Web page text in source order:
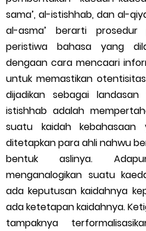
sama’, al-istishhab, dan al-
al-asma’ berarti
peristiwa bahasa yang
dengaan cara mencaari
untuk memastikan
dijadikan sebagai
istishhab adalah
suatu kaidah kebahasaan
ditetapkan para ahli nahwu
bentuk aslinya.
menganalogikan suatu
ada keputusan kaidahnya
ada ketetapan kaidahnya.
tampaknya